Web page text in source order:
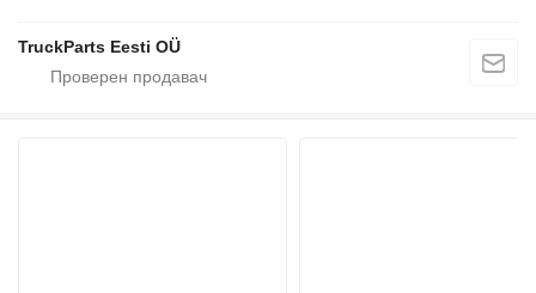
TruckParts Eesti OÜ